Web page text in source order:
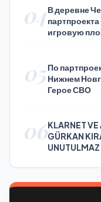
04В деревне
игровую
05По
Нижнем
Герое СВО
06KLARNET
GÜRKAN